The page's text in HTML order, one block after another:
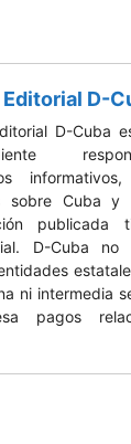
Editorial D-
D-Cuba
sobre Cuba y
publicada
D-Cuba no
ni intermedia
pagos